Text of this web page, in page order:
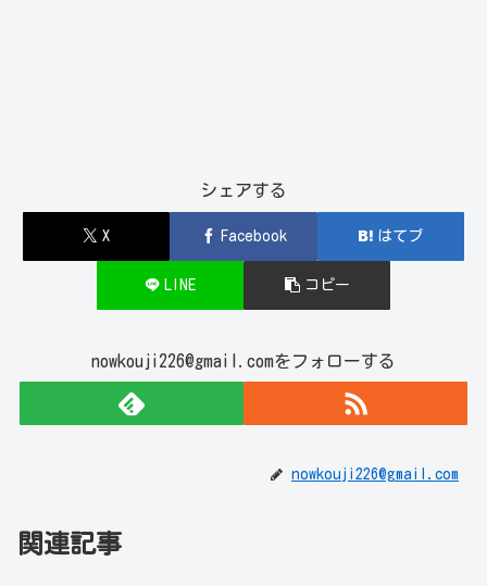
シェアする
X Facebook はてブ
LINE コピー
nowkouji226@gmail.comをフォローする
nowkouji226@gmail.com
関連記事